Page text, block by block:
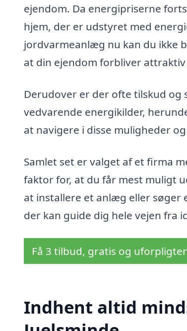
ejendom. Da energipriserne
hjem, der er udstyret med
jordvarmeanlæg nu kan du ikke
at din ejendom forbliver
Derudover er der ofte tilskud
vedvarende energikilder,
at navigere i disse muligheder
Samlet set er valget af et firma
faktor for, at du får mest muligt
at installere et anlæg eller
der kan guide dig hele vejen fra
Få 3 tilbud, gratis og
Indhent altid